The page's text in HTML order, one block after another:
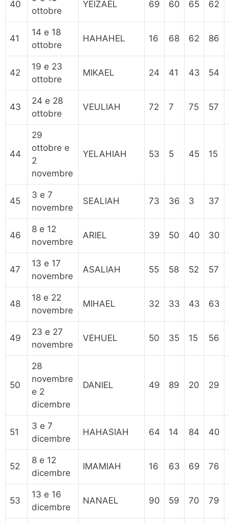
40
ottobre
YEIZAEL 69 60 65 62
41
14 e 18
ottobre
HAHAHEL 16 68 62 86
42
19 e 23
ottobre
MIKAEL 24 41 43 54
43
24 e 28
ottobre
VEULIAH 72 7 75 57
44
29
ottobre e
2
novembre
YELAHIAH 53 5 45 15
45
3 e 7
novembre
SEALIAH 73 36 3 37
46
8 e 12
novembre
ARIEL 39 50 40 30
47
13 e 17
novembre
ASALIAH 55 58 52 57
48
18 e 22
novembre
MIHAEL 32 33 43 63
49
23 e 27
novembre
VEHUEL 50 35 15 56
50
28
novembre
e 2
dicembre
DANIEL 49 89 20 29
51
3 e 7
dicembre
HAHASIAH 64 14 84 40
52
8 e 12
dicembre
IMAMIAH 16 63 69 76
53
13 e 16
dicembre
NANAEL 90 59 70 79